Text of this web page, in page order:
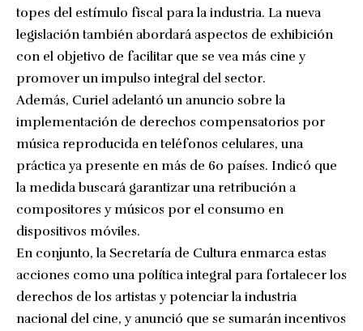
topes del estímulo fiscal para la industria. La nueva
legislación también abordará aspectos de exhibición
con el objetivo de facilitar que se vea más cine y
promover un impulso integral del sector.
Además, Curiel adelantó un anuncio sobre la
implementación de derechos compensatorios por
música reproducida en teléfonos celulares, una
práctica ya presente en más de 60 países. Indicó que
la medida buscará garantizar una retribución a
compositores y músicos por el consumo en
dispositivos móviles.
En conjunto, la Secretaría de Cultura enmarca estas
acciones como una política integral para fortalecer los
derechos de los artistas y potenciar la industria
nacional del cine, y anunció que se sumarán incentivos